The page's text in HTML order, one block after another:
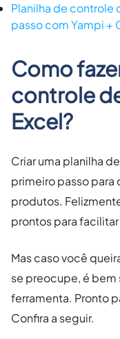
Planilha de controle
passo com Yampi +
Como
controle
Excel?
Criar uma planilha
primeiro passo para
produtos.
prontos para
Mas caso você
se preocupe, é bem
ferramenta. Pronto
Confira a seguir.